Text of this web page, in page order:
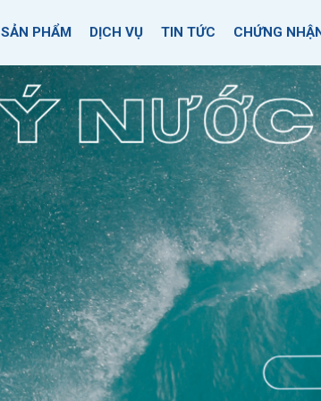
SẢN PHẨM DỊCH VỤ TIN TỨC CHỨNG NHẬN